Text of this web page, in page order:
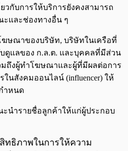
กับการให้บริการยังคงสามารถ
และช่องทางอื่น ๆ
ษณาของบริษัท, บริษัทในเครือที่
ดูแลของ ก.ล.ต. และบุคคลที่มีส่วน
มถึงผู้ทำโฆษณาและผู้ที่มีผลต่อการ
นสังคมออนไลน์ (influencer) ให้
ำหนด
ะนำรายชื่อลูกค้าให้แก่ผู้ประกอบ
ทธิภาพในการให้ความ